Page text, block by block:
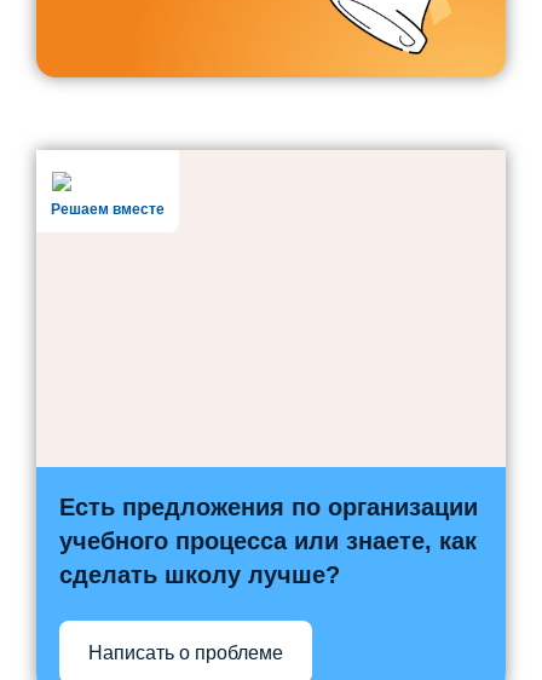
Решаем вместе
Есть предложения по организации
учебного процесса или знаете, как
сделать школу лучше?
Написать о проблеме